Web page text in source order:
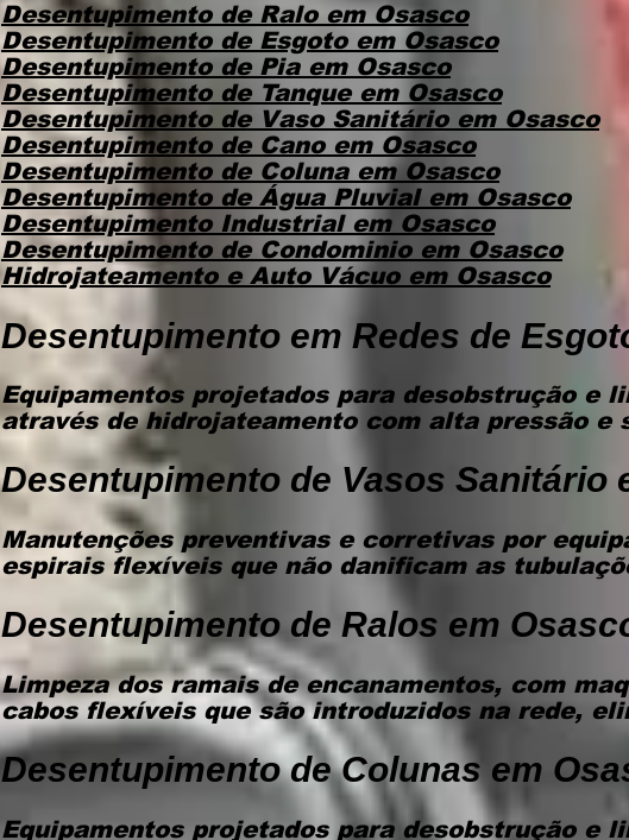
Desentupimento de Ralo em Osasco
Desentupimento de Esgoto em Osasco
Desentupimento de Pia em Osasco
Desentupimento de Tanque em Osasco
Desentupimento de Vaso Sanitário em Osasco
Desentupimento de Cano em Osasco
Desentupimento de Coluna em Osasco
Desentupimento de Água Pluvial em Osasco
Desentupimento Industrial em Osasco
Desentupimento de Condominio em Osasco
Hidrojateamento e Auto Vácuo em Osasco
Desentupimento em Redes de
Equipamentos projetados para desobstrução e
através de hidrojateamento com alta pressão e
Desentupimento de Vasos Sanitário
Manutenções preventivas e corretivas por
espirais flexíveis que não danificam as
Desentupimento de Ralos em
Limpeza dos ramais de encanamentos, com
cabos flexíveis que são introduzidos na rede,
Desentupimento de Colunas em
Equipamentos projetados para desobstrução e